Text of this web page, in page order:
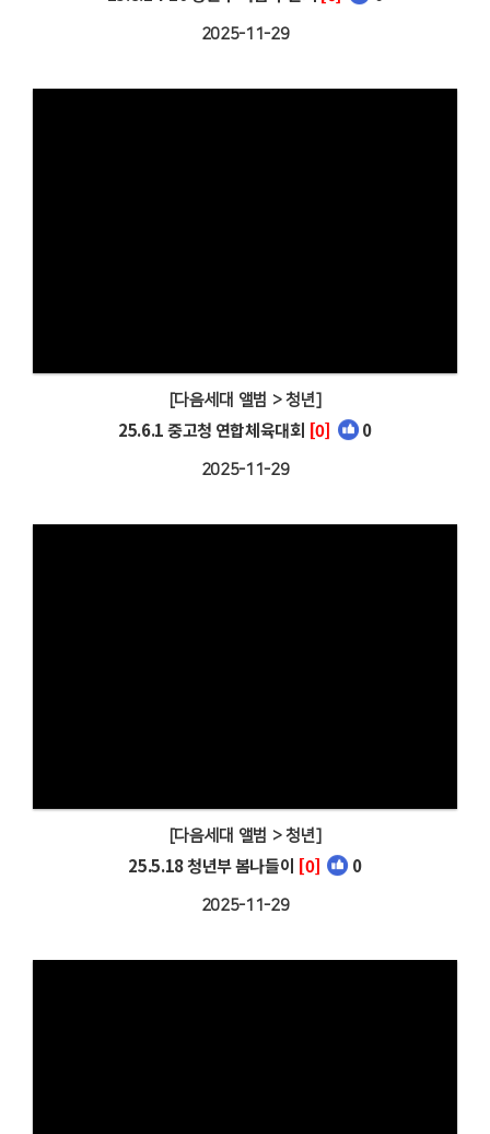
2025-11-29
[다음세대 앨범 > 청년]
25.6.1 중고청 연합체육대회 [0] 0
2025-11-29
[다음세대 앨범 > 청년]
25.5.18 청년부 봄나들이 [0] 0
2025-11-29